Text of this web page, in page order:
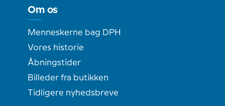
Om os
Menneskerne bag DPH
Vores historie
Åbningstider
Billeder fra butikken
Tidligere nyhedsbreve